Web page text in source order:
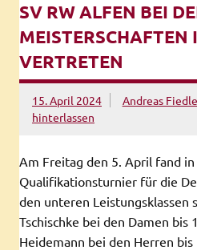
SV RW ALFEN BEI
MEISTERSCHAFTEN
VERTRETEN
15. April 2024 Andreas
hinterlassen
Am Freitag den 5. April fand
Qualifikationsturnier für die
den unteren Leistungsklassen
Tschischke bei den Damen bis
Heidemann bei den Herren